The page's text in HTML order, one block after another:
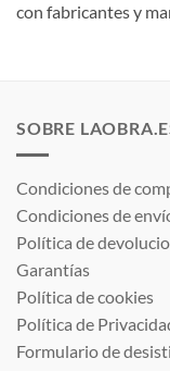
con fabricantes y
SOBRE
Condiciones de
Condiciones de
Política de
Garantías
Política de cookies
Política de
Formulario de